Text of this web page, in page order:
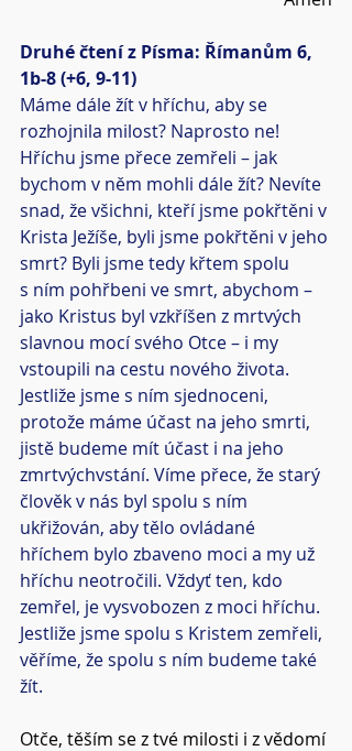
Druhé čtení z Písma: Římanům 6,
1b-8 (+6, 9-11)
Máme dále žít v hříchu, aby se
rozhojnila milost? Naprosto ne!
Hříchu jsme přece zemřeli – jak
bychom v něm mohli dále žít? Nevíte
snad, že všichni, kteří jsme pokřtěni v
Krista Ježíše, byli jsme pokřtěni v jeho
smrt? Byli jsme tedy křtem spolu
s ním pohřbeni ve smrt, abychom –
jako Kristus byl vzkříšen z mrtvých
slavnou mocí svého Otce – i my
vstoupili na cestu nového života.
Jestliže jsme s ním sjednoceni,
protože máme účast na jeho smrti,
jistě budeme mít účast i na jeho
zmrtvýchvstání. Víme přece, že starý
člověk v nás byl spolu s ním
ukřižován, aby tělo ovládané
hříchem bylo zbaveno moci a my už
hříchu neotročili. Vždyť ten, kdo
zemřel, je vysvobozen z moci hříchu.
Jestliže jsme spolu s Kristem zemřeli,
věříme, že spolu s ním budeme také
žít.
Otče, těším se z tvé milosti i z vědomí